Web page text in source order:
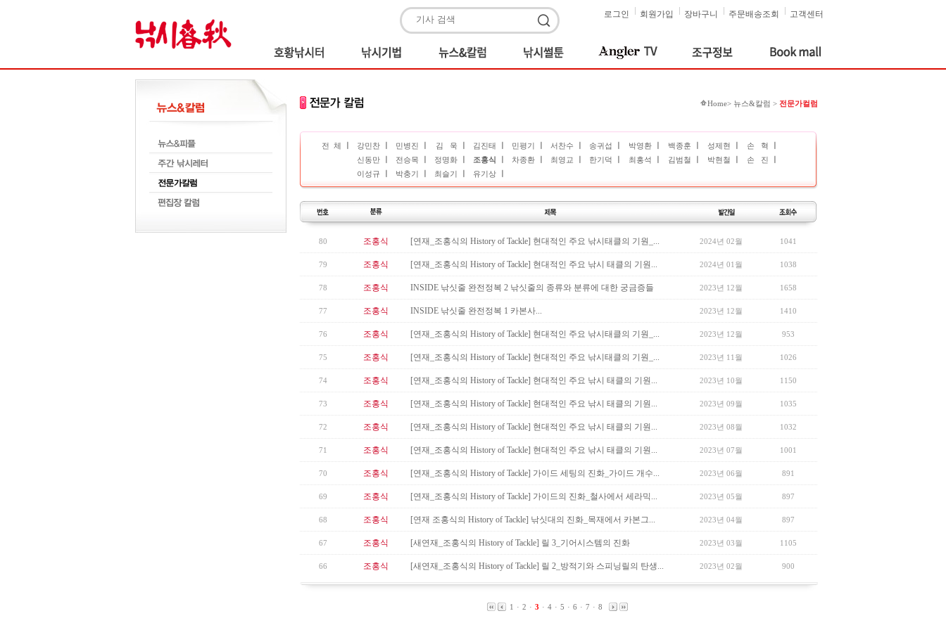
고객센터
주문배송조회
장바구니
회원가입
로그인
Home> 뉴스&칼럼 > 전문가컬럼
전 체 강민찬 민병진 김 욱 김진태 민평기 서찬수 송귀섭 박영환 백종훈 성제현 손 혁
신동만 전승목 정명화 조홍식 차종환 최영교 한기덕 최홍석 김범철 박현철 손 진
이성규 박충기 최슬기 유기상
80 조홍식 [연재_조홍식의 History of Tackle] 현대적인 주요 낚시태클의 기원_... 2024년 02월 1041
79 조홍식 [연재_조홍식의 History of Tackle] 현대적인 주요 낚시 태클의 기원... 2024년 01월 1038
78 조홍식 INSIDE 낚싯줄 완전정복 2 낚싯줄의 종류와 분류에 대한 궁금증들 2023년 12월 1658
77 조홍식 INSIDE 낚싯줄 완전정복 1 카본사... 2023년 12월 1410
76 조홍식 [연재_조홍식의 History of Tackle] 현대적인 주요 낚시태클의 기원_... 2023년 12월 953
75 조홍식 [연재_조홍식의 History of Tackle] 현대적인 주요 낚시태클의 기원_... 2023년 11월 1026
74 조홍식 [연재_조홍식의 History of Tackle] 현대적인 주요 낚시 태클의 기원... 2023년 10월 1150
73 조홍식 [연재_조홍식의 History of Tackle] 현대적인 주요 낚시 태클의 기원... 2023년 09월 1035
72 조홍식 [연재_조홍식의 History of Tackle] 현대적인 주요 낚시 태클의 기원... 2023년 08월 1032
71 조홍식 [연재_조홍식의 History of Tackle] 현대적인 주요 낚시 태클의 기원... 2023년 07월 1001
70 조홍식 [연재_조홍식의 History of Tackle] 가이드 세팅의 진화_가이드 개수... 2023년 06월 891
69 조홍식 [연재_조홍식의 History of Tackle] 가이드의 진화_철사에서 세라믹... 2023년 05월 897
68 조홍식 [연재 조홍식의 History of Tackle] 낚싯대의 진화_목재에서 카본그... 2023년 04월 897
67 조홍식 [새연재_조홍식의 History of Tackle] 릴 3_기어시스템의 진화 2023년 03월 1105
66 조홍식 [새연재_조홍식의 History of Tackle] 릴 2_방적기와 스피닝릴의 탄생... 2023년 02월 900
1 · 2 · 3 · 4 · 5 · 6 · 7 · 8